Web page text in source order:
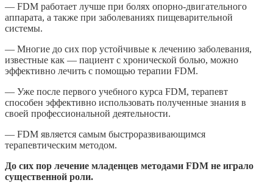
— FDM работает лучше при болях опорно-двигательного
аппарата, а также при заболеваниях пищеварительной
системы.
— Многие до сих пор устойчивые к лечению заболевания,
известные как — пациент с хронической болью, можно
эффективно лечить с помощью терапии FDM.
— Уже после первого учебного курса FDM, терапевт
способен эффективно использовать полученные знания в
своей профессиональной деятельности.
— FDM является самым быстроразвивающимся
терапевтическим методом.
До сих пор лечение младенцев методами FDM не играло
существенной роли.